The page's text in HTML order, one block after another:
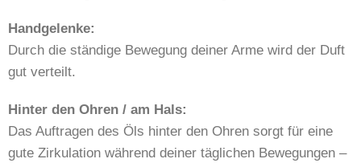
Handgelenke:
Durch die ständige Bewegung deiner Arme wird der Duft
gut verteilt.
Hinter den Ohren / am Hals:
Das Auftragen des Öls hinter den Ohren sorgt für eine
gute Zirkulation während deiner täglichen Bewegungen –